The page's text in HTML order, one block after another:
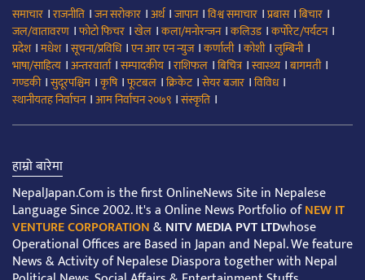
समाचार ।राजनीति ।जन सरोकार ।अर्थ।जापान।विश्व समाचार ।प्रबास।बिचार ।
जल/वातावरण ।फोटो फिचर ।खेल ।कला/मनोरन्जन।कलिउड।कर्पोरेट/पर्यटन।
प्रदेश।मधेश।सूचना/प्रविधि।एन आर एन न्युज।कर्णाली।कोशी।लुम्बिनी।
भाषा/साहित्य ।अन्तरवार्ता।सम्पादकीय ।राशिफल ।बिचित्र।स्वास्थ्य ।बागमती।
गण्डकी।सुदूरपश्चिम ।कृषि।फूटबल ।क्रिकेट।सेयर बजार ।विविध।
स्थानीयतह निर्वाचन।आम निर्वाचन २०७९ ।संस्कृति ।
हाम्रो बारेमा
NepalJapan.Com is the first OnlineNews Site in Nepalese
Language Since 2002. It's a Online News Portfolio ofNEW IT
VENTURE CORPORATION&NITV MEDIA PVT LTDwhose
Operational Offices are Based in Japan and Nepal. We feature
News & Activity of Nepalese Diaspora together with Nepal